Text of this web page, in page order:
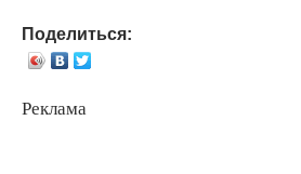
Поделиться:
Реклама